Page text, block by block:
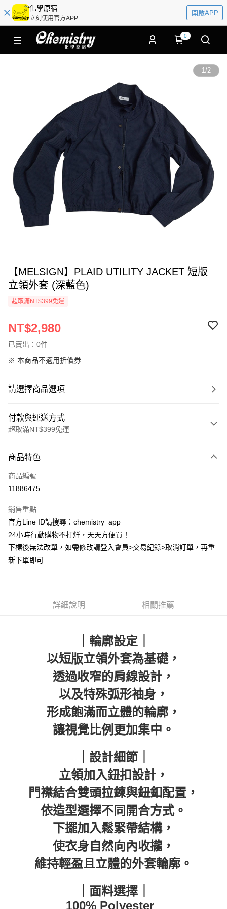
化學原宿
立刻使用官方APP
開啟APP
0
1/2
【MELSIGN】PLAID UTILITY JACKET 短版
立領外套 (深藍色)
超取滿NT$399免運
NT$2,980
已賣出：0件
※ 本商品不適用折價券
請選擇商品選項
付款與運送方式
超取滿NT$399免運
信用卡一次付款
超商取貨付款
Apple Pay
街口支付
悠遊付
每筆NT$60，滿NT$399(含以上)免運費
每筆NT$60，滿NT$399(含以上)免運費
付款後7-11取貨
每筆NT$60，滿NT$399(含以上)免運費
每筆NT$150，滿NT$6,000(含以上)免運費
商品特色
商品編號
11886475
銷售重點
官方Line ID請搜尋：chemistry_app
24小時行動購物不打烊，天天方便買！
下標後無法改單，如需修改請登入會員>交易紀錄>取消訂單，再重
新下單即可
詳細說明 相關推薦
｜輪廓設定｜
以短版立領外套為基礎，
透過收窄的肩線設計，
以及特殊弧形袖身，
形成飽滿而立體的輪廓，
讓視覺比例更加集中。
｜設計細節｜
立領加入鈕扣設計，
門襟結合雙頭拉鍊與鈕釦配置，
依造型選擇不同開合方式。
下擺加入鬆緊帶結構，
使衣身自然向內收攏，
維持輕盈且立體的外套輪廓。
｜面料選擇｜
100% Polyester